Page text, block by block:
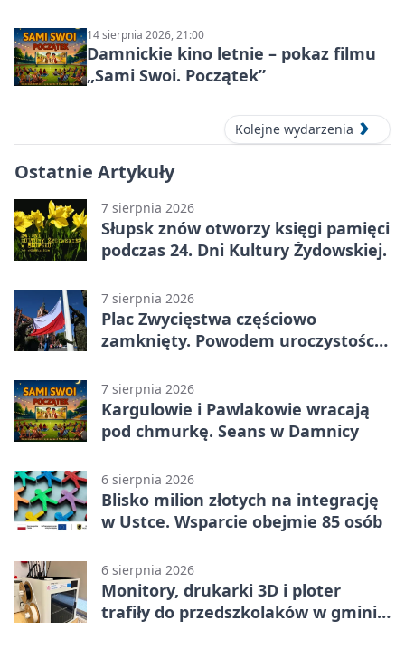
14 sierpnia 2026, 21:00
Damnickie kino letnie – pokaz filmu
„Sami Swoi. Początek”
Kolejne wydarzenia
Ostatnie Artykuły
7 sierpnia 2026
Słupsk znów otworzy księgi pamięci
podczas 24. Dni Kultury Żydowskiej.
7 sierpnia 2026
Plac Zwycięstwa częściowo
zamknięty. Powodem uroczystości
7 sierpnia 2026
Kargulowie i Pawlakowie wracają
pod chmurkę. Seans w Damnicy
6 sierpnia 2026
Blisko milion złotych na integrację
w Ustce. Wsparcie obejmie 85 osób
6 sierpnia 2026
Monitory, drukarki 3D i ploter
trafiły do przedszkolaków w gminie